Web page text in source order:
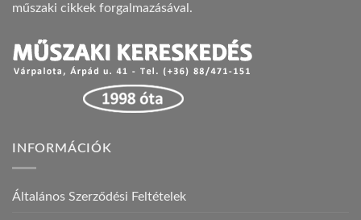
műszaki cikkek forgalmazásával.
INFORMÁCIÓK
Általános Szerződési Feltételek